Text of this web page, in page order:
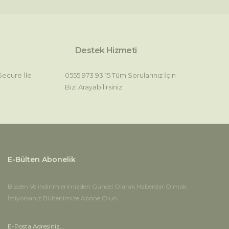
İle
Destek Hizmeti
0555 973 93 15 Tüm Sorularınız İçin
Bizi Arayabilirsiniz.
E-Bülten Abonelik
Bizden Ve indirimlerimizden Güncel Olarak Haberdar Olmak
İstiyorsanız Bültenimize Abone Olun.